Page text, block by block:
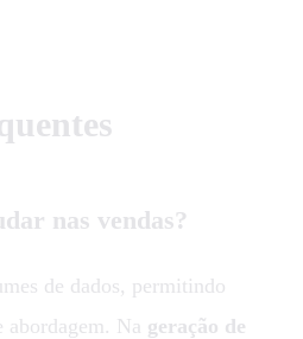
nas vendas?
de dados, permitindo
abordagem. Na geração de